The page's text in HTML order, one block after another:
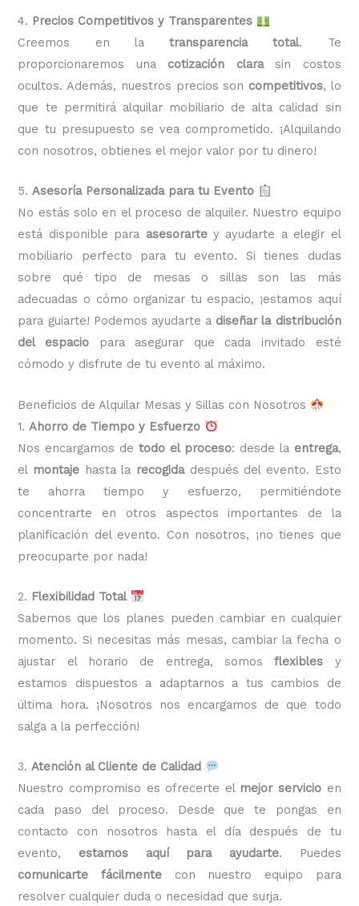
4. Precios Competitivos y Transparentes
Creemos en latransparencia total. Te
proporcionaremos una cotización clarasin costos
ocultos. Además, nuestros precios son competitivos, lo
que te permitirá alquilar mobiliario de alta calidad sin
que tu presupuesto se vea comprometido. ¡Alquilando
con nosotros, obtienes el mejor valor por tu dinero!
5.Asesoría Personalizada para tu Evento
No estás solo en el proceso de alquiler. Nuestro equipo
está disponible para asesorartey ayudarte a elegir el
mobiliario perfecto para tu evento. Si tienes dudas
sobre qué tipo de mesas o sillas son las más
adecuadas o cómo organizar tu espacio, ¡estamos aquí
para guiarte! Podemos ayudarte a diseñar la distribución
del espacio para asegurar que cada invitado esté
cómodo y disfrute de tu evento al máximo.
Beneficios de Alquilar Mesas y Sillas con Nosotros
1.Ahorro de Tiempo y Esfuerzo
Nos encargamos detodo el proceso: desde la entrega,
el montaje hasta la recogidadespués del evento. Esto
te ahorra tiempo y esfuerzo, permitiéndote
concentrarte en otros aspectos importantes de la
planificación del evento. Con nosotros, ¡no tienes que
preocuparte por nada!
2. Flexibilidad Total
Sabemos que los planes pueden cambiar en cualquier
momento. Si necesitas más mesas, cambiar la fecha o
ajustar el horario de entrega, somosflexibles y
estamos dispuestos a adaptarnos a tus cambios de
última hora. ¡Nosotros nos encargamos de que todo
salga a la perfección!
3.Atención al Cliente de Calidad
Nuestro compromiso es ofrecerte el mejor servicioen
cada paso del proceso. Desde que te pongas en
contacto con nosotros hasta el día después de tu
evento, estamos aquí para ayudarte. Puedes
comunicarte fácilmente con nuestro equipo para
resolver cualquier duda o necesidad que surja.